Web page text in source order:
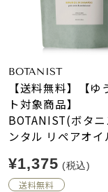
BOTANIST
【送料無料】【ゆ
ト対象商品】
BOTANIST(ボタ
ンタル リペアオイ
¥1,375 (税込)
送料無料